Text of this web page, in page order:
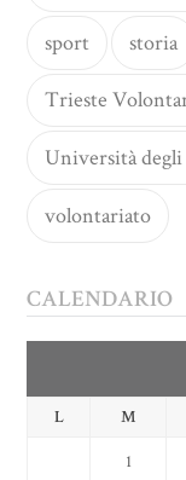
sport storia
Trieste
Università
volontariato
CALENDARIO
L M
1